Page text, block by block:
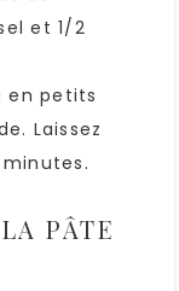
et 1/2
en petits
Laissez
PÂTE